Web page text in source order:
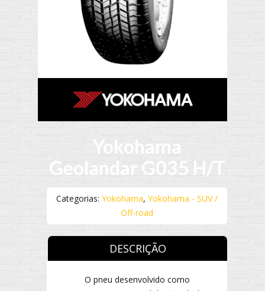
Yokohama
Geolandar G035 H/T
Categorias: Yokohama, Yokohama - SUV /
Off-road
DESCRIÇÃO
O pneu desenvolvido como